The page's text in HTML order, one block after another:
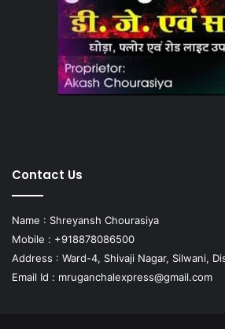
Contact Us
Name : Shreyansh Chourasiya
Mobile : +918878086500
Address : Ward-4, Shivaji Nagar, Silwani,
Email Id : mruganchalexpress@gmail.com